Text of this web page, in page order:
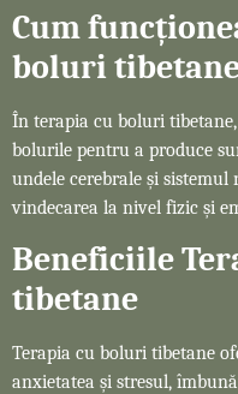
Cum
boluri
În terapia cu boluri
bolurile pentru a produce
undele cerebrale și sistemul
vindecarea la nivel fizic și
Beneficiile
tibetane
Terapia cu boluri tibetane
anxietatea și stresul,